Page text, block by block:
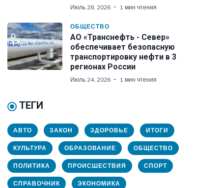
Июль 28, 2026 1 мин чтения
ОБЩЕСТВО
АО «Транснефть - Север»
обеспечивает безопасную
транспортировку нефти в 3
регионах России
Июль 24, 2026 1 мин чтения
ТЕГИ
АВТО ЗАКОН ЗДОРОВЬЕ ИТОГИ
КУЛЬТУРА ОБРАЗОВАНИЕ ОБЩЕСТВО
ПОЛИТИКА ПРОИСШЕСТВИЯ СПОРТ
СПРАВОЧНИК ЭКОНОМИКА